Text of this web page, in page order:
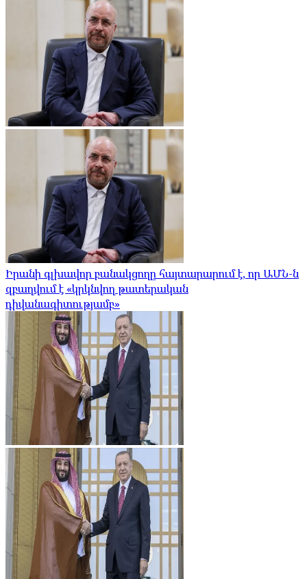
Իրանի գլխավոր բանակցողը հայտարարում է, որ ԱՄՆ-ն
զբաղվում է «կրկնվող թատերական
դիվանագիտությամբ»